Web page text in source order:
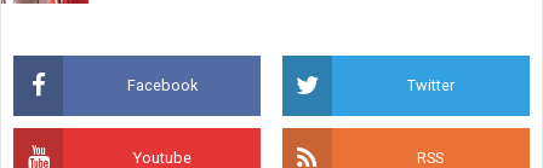
Facebook Twitter
Youtube RSS